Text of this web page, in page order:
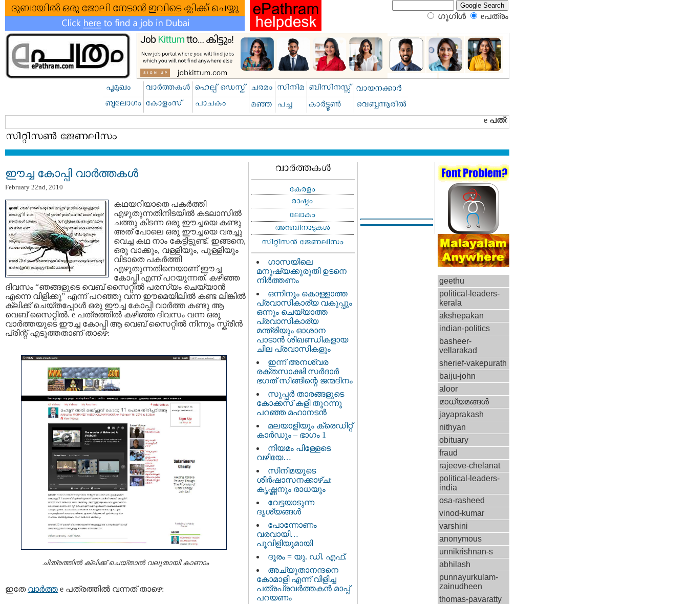
ഗൂഗിള്‍ eപത്രം‍
ഈച്ച കോപ്പി വാര്‍ത്തകള്‍
February 22nd, 2010
കഥയറിയാതെ പകര്‍ത്തി
എഴുതുന്നതിനിടയില്‍ കടലാസില്‍
ചത്തു കിടന്ന ഒരു ഈച്ചയെ കണ്ടു
അത് പോലെ ഒരു ഈച്ചയെ വരച്ചു
വെച്ച കഥ നാം കേട്ടിട്ടുണ്ട്. ഇങ്ങനെ,
ഒരു വാക്കും, വള്ളിയും, പുള്ളിയും
വിടാതെ പകര്‍ത്തി
എഴുതുന്നതിനെയാണ് ഈച്ച
കോപ്പി എന്ന് പറയുന്നത്. കഴിഞ്ഞ
ദിവസം “ഞങ്ങളുടെ വെബ് സൈറ്റില്‍ പരസ്യം ചെയ്യാന്‍
എന്നെ വിളിക്കൂ” എന്ന് പറഞ്ഞു വന്ന ഈമെയിലില്‍ കണ്ട ലിങ്കില്‍
ക്ലിക്ക്‌ ചെയ്തപ്പോള്‍ ഒരു ഈച്ച കോപ്പി വാര്‍ത്ത കണ്ടു ആ
വെബ് സൈറ്റില്‍. e പത്രത്തില്‍ കഴിഞ്ഞ ദിവസം വന്ന ഒരു
വാര്‍ത്തയുടെ ഈച്ച കോപ്പി ആ വെബ് സൈറ്റില്‍ നിന്നും സ്ക്രീന്‍
പ്രിന്റ്‌ എടുത്തതാണ് താഴെ:
ചിത്രത്തില്‍ ക്ലിക്ക് ചെയ്താല്‍ വലുതായി കാണാം
ഇതേ വാര്‍ത്ത e പത്രത്തില്‍ വന്നത് താഴെ:
ഗാസയിലെ
മനുഷ്യക്കുരുതി ഉടനെ
നിര്‍ത്തണം
ഒന്നിനും കൊള്ളാത്ത
പ്രവാസികാര്യ വകുപ്പും
ഒന്നും ചെയ്യാത്ത
പ്രവാസികാര്യ
മന്ത്രിയും ഓശാന
പാടാന്‍ ശിഖണ്ഡികളായ
ചില പ്രവാസികളും
ഇന്ന് അനശ്വര
രക്തസാക്ഷി സര്‍ദാര്‍
ഭഗത് സിങ്ങിന്റെ ജന്മദിനം
സൂപ്പര്‍ താരങ്ങളുടെ
കോക്കസ് കളി തുറന്നു
പറഞ്ഞ മഹാനടന്‍
മലയാളിയും ക്രെഡിറ്റ്‌
കാര്‍ഡും – ഭാഗം 1
നിയമം പിള്ളേടെ
വഴിയേ…
സിനിമയുടെ
ശീര്‍ഷാസനക്കാഴ്ച:
കൃഷ്ണനും രാധയും
വേട്ടയാടുന്ന
ദൃശ്യങ്ങള്‍
പോന്നോണം
വരവായി…
പൂവിളിയുമായി
ദൂരം = യു. ഡി. എഫ്.
അച്യുതാനന്ദനെ
കോമാളി എന്ന് വിളിച്ച
പത്രപ്രവര്‍ത്തകന്‍ മാപ്പ്
പറയണം
geethu
political-leaders-
kerala
akshepakan
indian-politics
basheer-
vellarakad
sherief-vakepurath
baiju-john
aloor
മാധ്യമങ്ങള്‍
jayaprakash
nithyan
obituary
fraud
rajeeve-chelanat
political-leaders-
india
osa-rasheed
vinod-kumar
varshini
anonymous
unnikrishnan-s
abhilash
punnayurkulam-
zainudheen
thomas-pavaratty